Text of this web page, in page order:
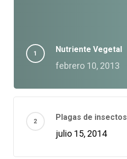
Nutriente Vegetal
febrero 10, 2013
Plagas de
julio 15, 2014